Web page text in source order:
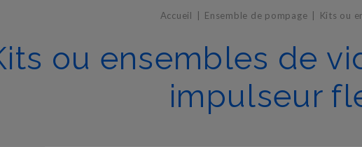
Accueil Ensemble de pompage Kits ou
ou ensembles de
impulseur